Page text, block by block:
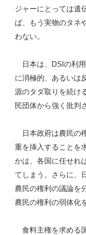
ジャーにとっては遺
ば、もう実物のタネ
わない。
日本は、DSIの利用
に消極的、あるいは
源のタダ取りを続け
民団体から強く批判
日本政府は農民の
重を挿入することを
かは、各国に任せれ
てしまう。さらに、
農民の権利の議論を
農民の権利の弱体化
食料主権を求める